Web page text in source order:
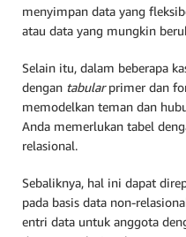
menyimpan data yang
atau data yang mungkin
Selain itu, dalam beberapa
dengan tabularprimer dan
memodelkan teman dan
Anda memerlukan tabel
relasional.
Sebaliknya, hal ini dapat
pada basis data non-
entri data untuk anggota